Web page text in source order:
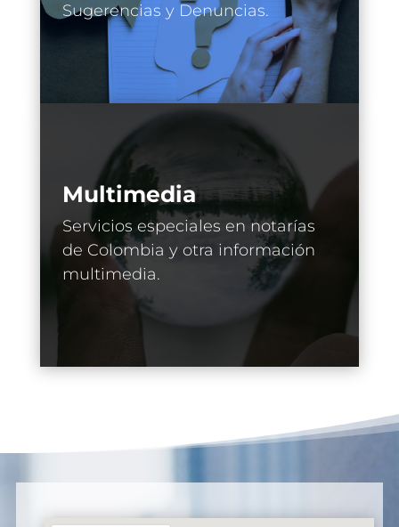
Sugerencias y Denuncias.
Multimedia
Servicios especiales en notarías
de Colombia y otra información
multimedia.